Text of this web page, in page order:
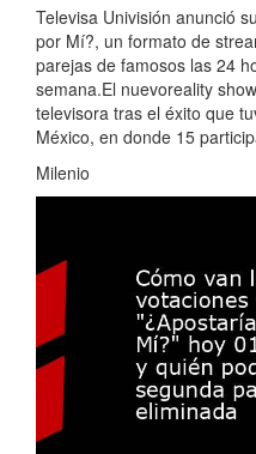
Televisa Univisión anunció
por Mí?, un formato de
parejas de famosos las 24
semana.El nuevoreality
televisora tras el éxito que
México, en donde 15
Milenio